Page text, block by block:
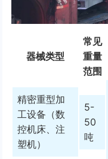
器械类型
常见
重量
范围
精密重型加
工设备（数
控机床、注
塑机）
5-
50
吨